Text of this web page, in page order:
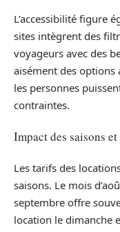
L’accessibilité figure
sites intègrent des
voyageurs avec des
aisément des options
les personnes
contraintes.
Impact des saisons
Les tarifs des
saisons. Le mois
septembre offre
location le dimanche